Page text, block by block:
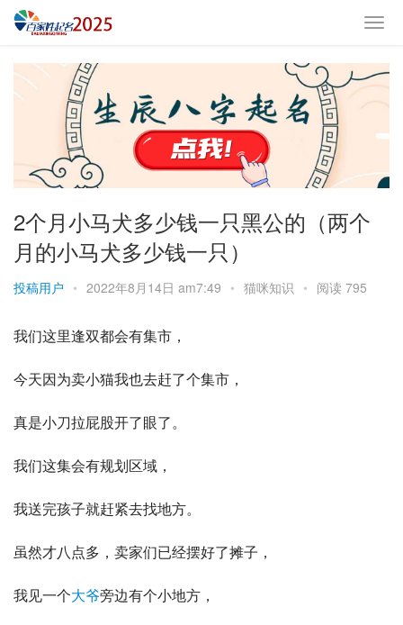
2个月小马犬多少钱一只黑公的（两个
月的小马犬多少钱一只）
投稿用户 • 2022年8月14日 am7:49 • 猫咪知识 • 阅读 795
我们这里逢双都会有集市，
今天因为卖小猫我也去赶了个集市，
真是小刀拉屁股开了眼了。
我们这集会有规划区域，
我送完孩子就赶紧去找地方。
虽然才八点多，卖家们已经摆好了摊子，
我见一个大爷旁边有个小地方，